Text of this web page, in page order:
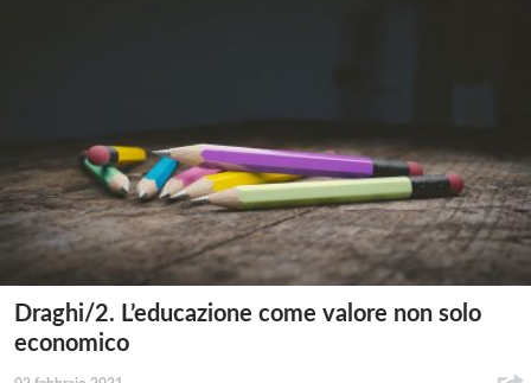
Draghi/2. L’educazione come valore non solo
economico